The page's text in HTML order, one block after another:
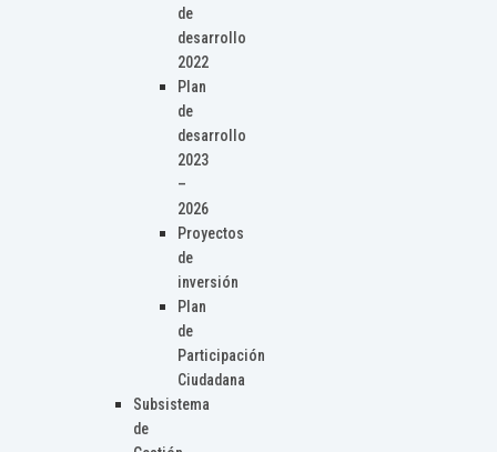
de
desarrollo
2022
Plan
de
desarrollo
2023
–
2026
Proyectos
de
inversión
Plan
de
Participación
Ciudadana
Subsistema
de